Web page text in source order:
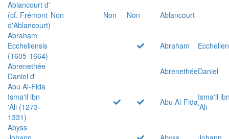
Ablancourt d'
(cf. Frémont
d'Ablancourt)
Non Non Non
Ablancourt
Abraham
Ecchellensis
(1605-1664)
Abraham
Abrenethée
Daniel d'
AbrenethéeDaniel
Abu Al-Fida
Isma'il ibn
'Ali (1273-
1331)
Abu Al-FidaIsma'il
'Ali
Abyss